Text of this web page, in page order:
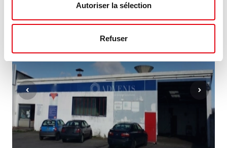
Autoriser la sélection
Refuser